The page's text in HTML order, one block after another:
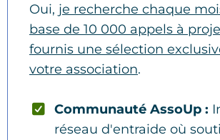
Oui, je recherche chaque
base de 10 000 appels à
fournis une sélection
votre association.
Communauté AssoUp :
réseau d'entraide où